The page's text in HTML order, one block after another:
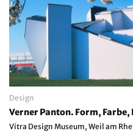
Design
Verner Panton. Form,
Vitra Design Museum, Weil am